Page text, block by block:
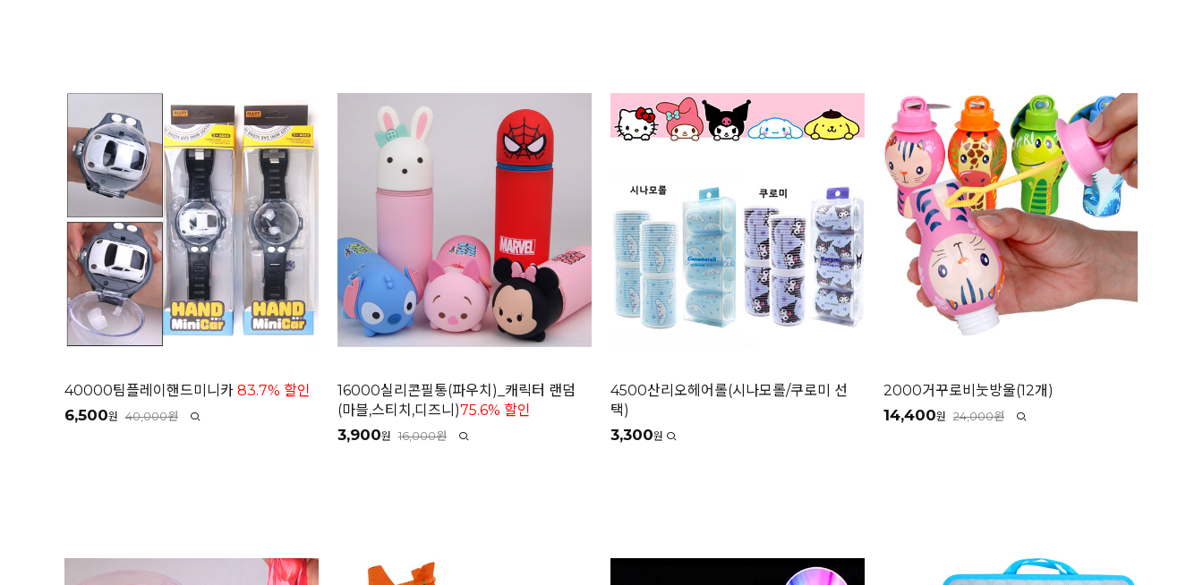
40000팀플레이핸드미니카 83.7% 할인
6,500원 40,000원
16000실리콘필통(파우치)_캐릭터 랜덤
(마블,스티치,디즈니)75.6% 할인
3,900원 16,000원
4500산리오헤어롤(시나모롤/쿠로미 선
택)
3,300원
2000거꾸로비눗방울(12개)
14,400원 24,000원